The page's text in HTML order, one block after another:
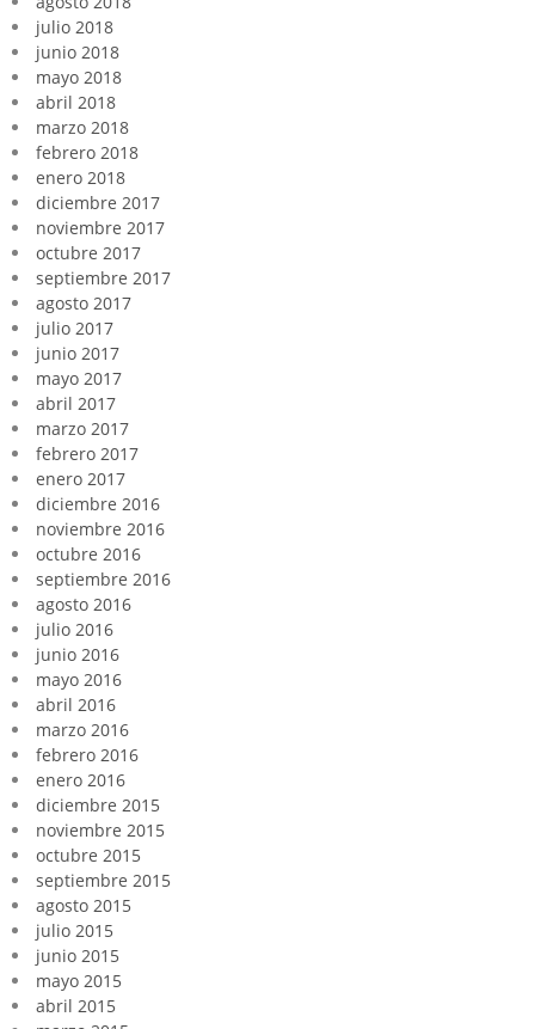
julio 2018
junio 2018
mayo 2018
abril 2018
marzo 2018
febrero 2018
enero 2018
diciembre 2017
noviembre 2017
octubre 2017
septiembre 2017
agosto 2017
julio 2017
junio 2017
mayo 2017
abril 2017
marzo 2017
febrero 2017
enero 2017
diciembre 2016
noviembre 2016
octubre 2016
septiembre 2016
agosto 2016
julio 2016
junio 2016
mayo 2016
abril 2016
marzo 2016
febrero 2016
enero 2016
diciembre 2015
noviembre 2015
octubre 2015
septiembre 2015
agosto 2015
julio 2015
junio 2015
mayo 2015
abril 2015